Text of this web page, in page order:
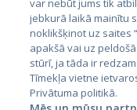
var nebūt jums tik
jebkurā laikā mainītu
noklikšķinot uz saites
apakšā vai uz
stūrī, ja tāda ir
Tīmekļa vietne
Privātuma politikā.